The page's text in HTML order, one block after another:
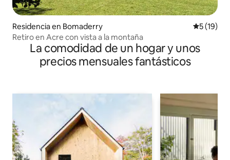
Residencia en Bomaderry
5 (19)
Retiro en Acre con vista a la montaña
La comodidad de un hogar y unos
precios mensuales fantásticos